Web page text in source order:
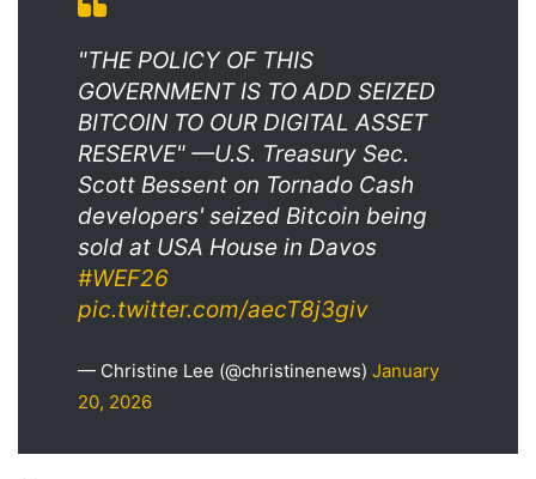
"THE POLICY OF THIS
GOVERNMENT IS TO ADD SEIZED
BITCOIN TO OUR DIGITAL ASSET
RESERVE" —U.S. Treasury Sec.
Scott Bessent on Tornado Cash
developers' seized Bitcoin being
sold at USA House in Davos
#WEF26
pic.twitter.com/aecT8j3giv
— Christine Lee (@christinenews) January
20, 2026